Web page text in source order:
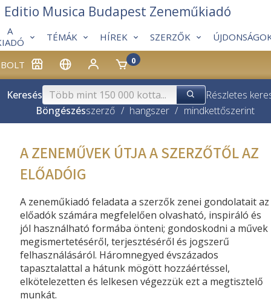
BOLT 0
A
TÉMÁK HÍREK SZERZŐK
Editio Musica Budapest Zeneműkiadó
Keresés
Részletes
Böngészésszerző / hangszer / mindkettőszerint
A ZENEMŰVEK ÚTJA A SZERZŐTŐL AZ
ELŐADÓIG
A zeneműkiadó feladata a szerzők zenei gondolatait az
előadók számára megfelelően olvasható, inspiráló és
jól használható formába önteni; gondoskodni a művek
megismertetéséről, terjesztéséről és jogszerű
felhasználásáról. Háromnegyed évszázados
tapasztalattal a hátunk mögött hozzáértéssel,
elkötelezetten és lelkesen végezzük ezt a megtisztelő
munkát.